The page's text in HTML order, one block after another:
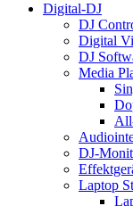
Digital-DJ
DJ
Digital
DJ
Media
DJ-
Laptop